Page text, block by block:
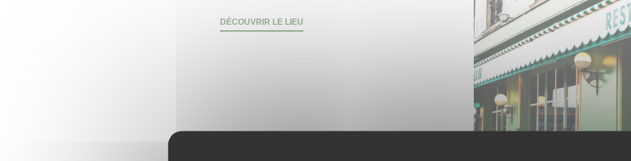
DÉCOUVRIR LE LIEU